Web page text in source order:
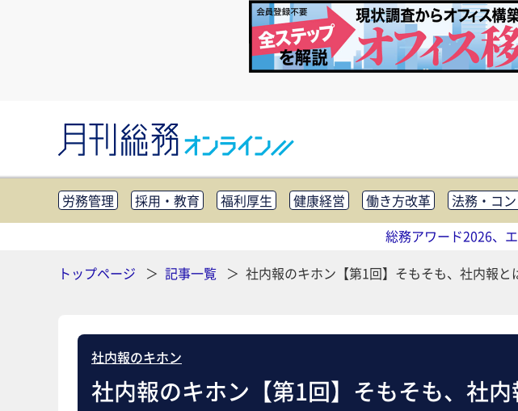
労務管理 採用・教育 福利厚生 健康経営 働き方改革 法務・コ
知財管理
リスクマネジメント・BCP 社外・社内広報 社外・社内コミ
助成金・補助金・コスト削減 ア
総務アワード2026、
トップページ
記事一覧 社内報のキホン【第1回】そもそも、社内報と
社内報のキホン
社内報のキホン【第1回】そもそも、社内